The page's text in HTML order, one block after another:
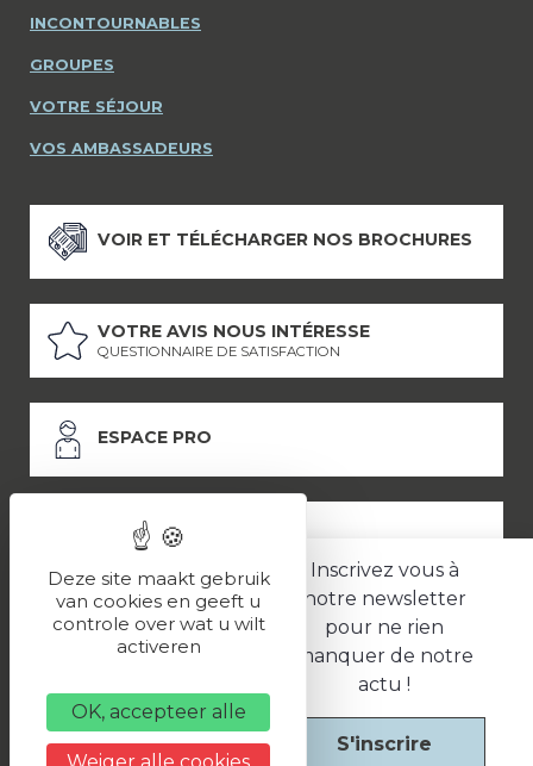
Inscrivez vous à
notre newsletter
pour ne rien
manquer de notre
actu !
S'inscrire
INCONTOURNABLES
GROUPES
VOTRE SÉJOUR
VOS AMBASSADEURS
VOIR ET TÉLÉCHARGER NOS BROCHURES
VOTRE AVIS NOUS INTÉRESSE
QUESTIONNAIRE DE SATISFACTION
ESPACE PRO
ESPACE PRESSE
LES PARTENAIRES
Politique de confidentialité
Une réalisation
Deze site maakt gebruik
van cookies en geeft u
controle over wat u wilt
activeren
OK, accepteer alle